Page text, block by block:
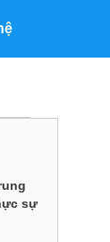
sự